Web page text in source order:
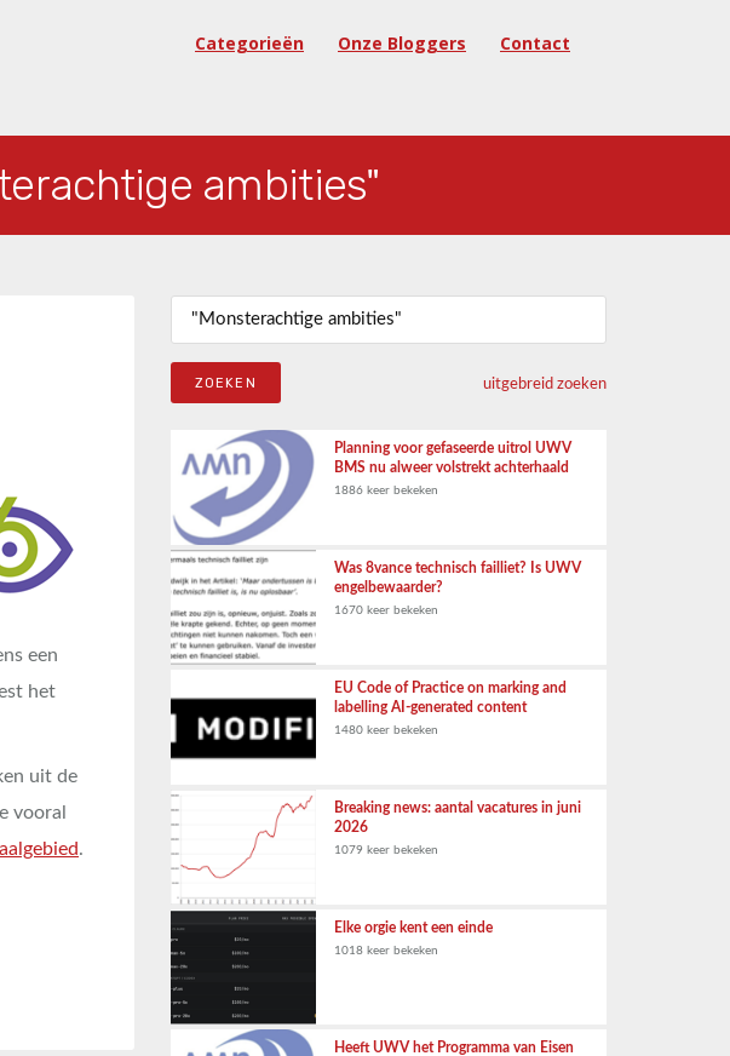
Categorieën Onze Bloggers Contact
ambities"
een
het
uit de
vooral
.
Zoeken naar:
uitgebreid zoeken
Planning voor gefaseerde uitrol UWV
BMS nu alweer volstrekt achterhaald
1886 keer bekeken
Was 8vance technisch failliet? Is UWV
engelbewaarder?
1670 keer bekeken
EU Code of Practice on marking and
labelling AI-generated content
1480 keer bekeken
Breaking news: aantal vacatures in juni
2026
1079 keer bekeken
Elke orgie kent een einde
1018 keer bekeken
Heeft UWV het Programma van Eisen